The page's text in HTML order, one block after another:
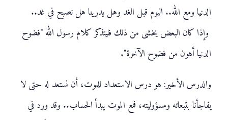
الدنيا ومع الله.. اليوم قبل الغد وهل يدرينا هل نصبح في غد..
وإذا كان البعض يخشى من ذلك فليتذكر كلام رسول الله "فضوح
الدنيا أهون من فضوح الآخرة".
والدرس الأخير: هو درس الاستعداد للموت، أن نستعد له حتى لا
يفاجأنا بتبعاته ومسؤوليته، فمع الموت يبدأ الحساب.. وقد ورد في